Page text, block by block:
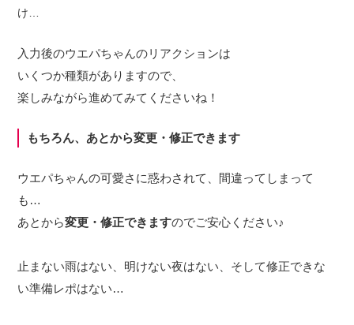
け…
入力後のウエパちゃんのリアクションは
いくつか種類がありますので、
楽しみながら進めてみてくださいね！
もちろん、あとから変更・修正できます
ウエパちゃんの可愛さに惑わされて、間違ってしまって
も…
あとから変更・修正できますのでご安心ください♪
止まない雨はない、明けない夜はない、そして修正できな
い準備レポはない…